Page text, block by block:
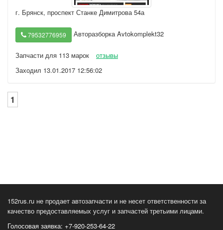
г. Брянск, проспект Станке Димитрова 54а
79532776959 Авторазборка Avtokomplekt32
Запчасти для 113 марок
отзывы
Заходил 13.01.2017 12:56:02
1
152rus.ru не продает автозапчасти и не несет ответственности за
качество предоставляемых услуг и запчастей третьими лицами.
Голосовая заявка: +7-920-253-64-22